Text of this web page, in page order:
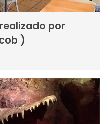
realizado por
)